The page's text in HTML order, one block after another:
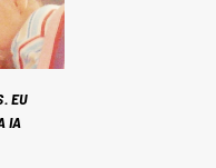
EU
IA